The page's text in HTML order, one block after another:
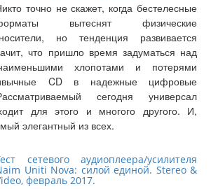
точно не скажет, когда бестелесные
вытеснят физические
но тенденция развивается
что пришло время задуматься над
хлопотами и потерями
CD в надежные цифровые
сегодня универсал
для этого и многого другого. И,
элегантный из всех.
сетевого аудиоплеера/усилителя
Uniti Nova: силой единой. Stereo &
февраль 2017.